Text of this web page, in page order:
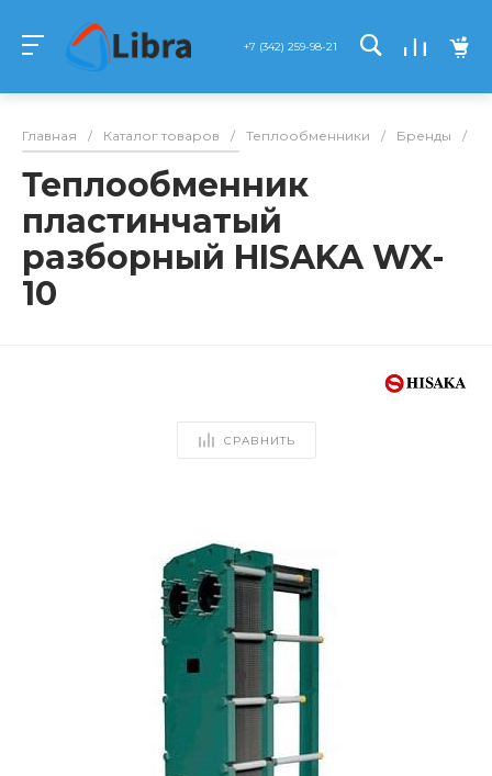
+7 (342) 259-98-21
Главная / Каталог товаров / Теплообменники / Бренды /
Теплообменник
пластинчатый
разборный HISAKA WX-
10
СРАВНИТЬ